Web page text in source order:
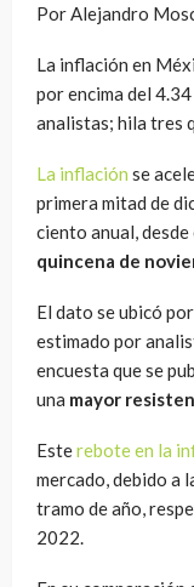
Por Alejandro
La inflación en
por encima del
analistas; hila tres
La inflación se
primera mitad de
ciento anual, desde
quincena de
El dato se ubicó
estimado por
encuesta que se
una mayor
Esterebote en la
mercado, debido a
tramo de año,
2022.